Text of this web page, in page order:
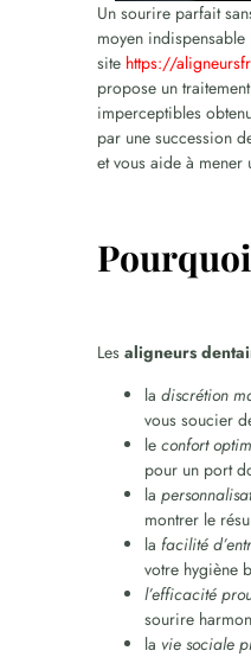
Un sourire parfait
moyen
site https://
propose un
imperceptibles
par une succession
et vous aide à mener
Lesaligneurs
ladiscrétion
vous soucier
leconfort
pour un port
la
montrer le
lafacilité
votre hygiène
l’efficacité
sourire
la vie sociale